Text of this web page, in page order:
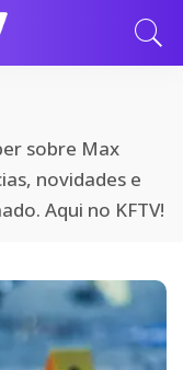
sobre Max
novidades e
Aqui no KFTV!